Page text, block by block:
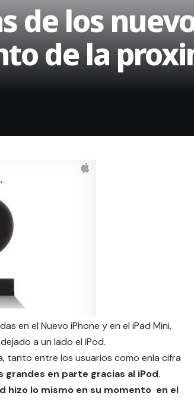
de los
de la
en el Nuevo iPhone y en el iPad Mini,
a un lado el iPod.
tanto entre los usuarios como enla cifra
grandes en parte gracias al iPod.
hizo lo mismo en su momento en el